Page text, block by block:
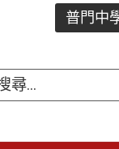
普門中